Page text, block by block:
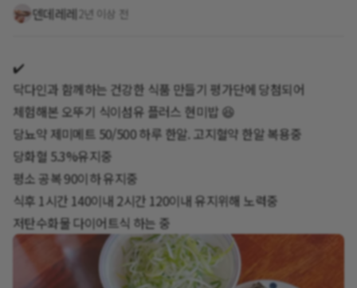
덴데레레2년 이상 전
✔️
닥다인과 함께하는 건강한 식품 만들기 평가단에 당첨되어
체험해본 오뚜기 식이섬유 플러스 현미밥 😆
당뇨약 제미메트 50/500 하루 한알. 고지혈약 한알 복용중
당화혈 5.3%유지중
평소 공복 90이하 유지중
식후 1시간 140이내 2시간 120이내 유지위해 노력중
저탄수화물 다이어트식 하는 중